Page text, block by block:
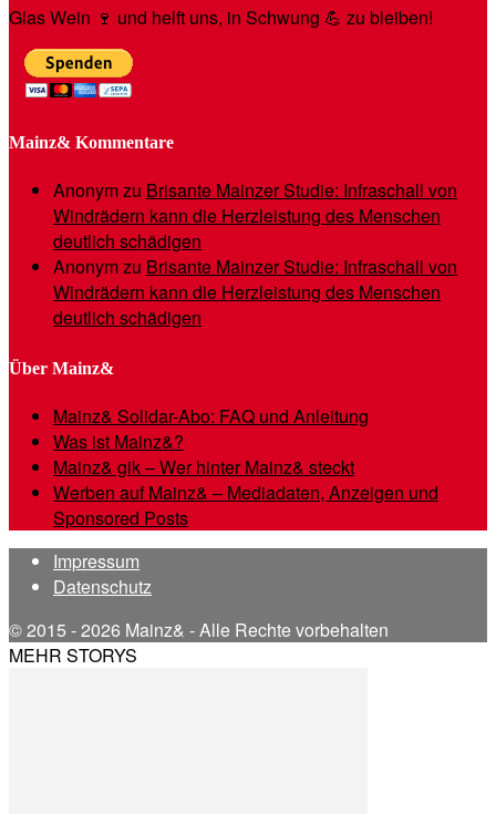
Glas Wein 🍷 und helft uns, in Schwung 💪 zu bleiben!
Mainz& Kommentare
Anonymzu Brisante Mainzer Studie: Infraschall von
Windrädern kann die Herzleistung des Menschen
deutlich schädigen
Anonymzu Brisante Mainzer Studie: Infraschall von
Windrädern kann die Herzleistung des Menschen
deutlich schädigen
Über Mainz&
Mainz& Solidar-Abo: FAQ und Anleitung
Was ist Mainz&?
Mainz& gik – Wer hinter Mainz& steckt
Werben auf Mainz& – Mediadaten, Anzeigen und
Sponsored Posts
Impressum
Datenschutz
© 2015 - 2026 Mainz& - Alle Rechte vorbehalten
MEHR STORYS